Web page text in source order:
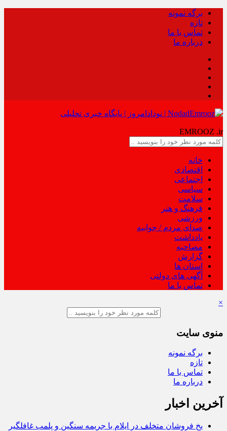
برگه نمونه
تازه
تماس با ما
درباره ما
EMROOZ .ir
خانه
اقتصادی
اجتماعی
سیاسی
سلامت
فرهنگ و هنر
ورزشی
صدای مردم / جوابیه
یادداشت
مصاحبه
گزارش
استان ها
آگهی های دولتی
تماس با ما
×
منوی سایت
برگه نمونه
تازه
تماس با ما
درباره ما
آخرین اخبار
یخ‌ فروشان متخلف در ایلام با جریمه سنگین و پلمب غافلگیر